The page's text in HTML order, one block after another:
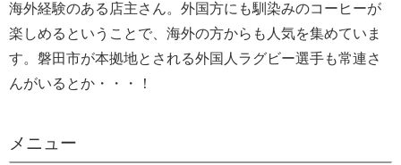
海外経験のある店主さん。外国方にも馴染みのコーヒーが
楽しめるということで、海外の方からも人気を集めていま
す。磐田市が本拠地とされる外国人ラグビー選手も常連さ
んがいるとか・・・！
メニュー